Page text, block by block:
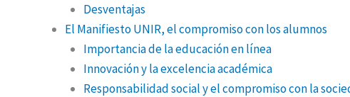
Desventajas
El Manifiesto UNIR, el compromiso con los alumnos
Importancia de la educación en línea
Innovación y la excelencia académica
Responsabilidad social y el compromiso con la